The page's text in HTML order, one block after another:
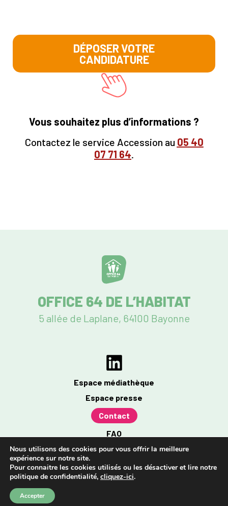
DÉPOSER VOTRE
CANDIDATURE
Vous souhaitez plus d’informations ?
Contactez le service Accession au 05 40
07 71 64.
OFFICE 64 DE L’HABITAT
5 allée de Laplane, 64100 Bayonne
Espace médiathèque
Espace presse
Contact
FAQ
Mentions légales
Politique de confidentialité
Accessibilité : partiellement conforme à 96%
Nous utilisons des cookies pour vous offrir la meilleure
expérience sur notre site.
Pour connaitre les cookies utilisés ou les désactiver et lire notre
politique de confidentialité, cliquez-ici.
Accepter